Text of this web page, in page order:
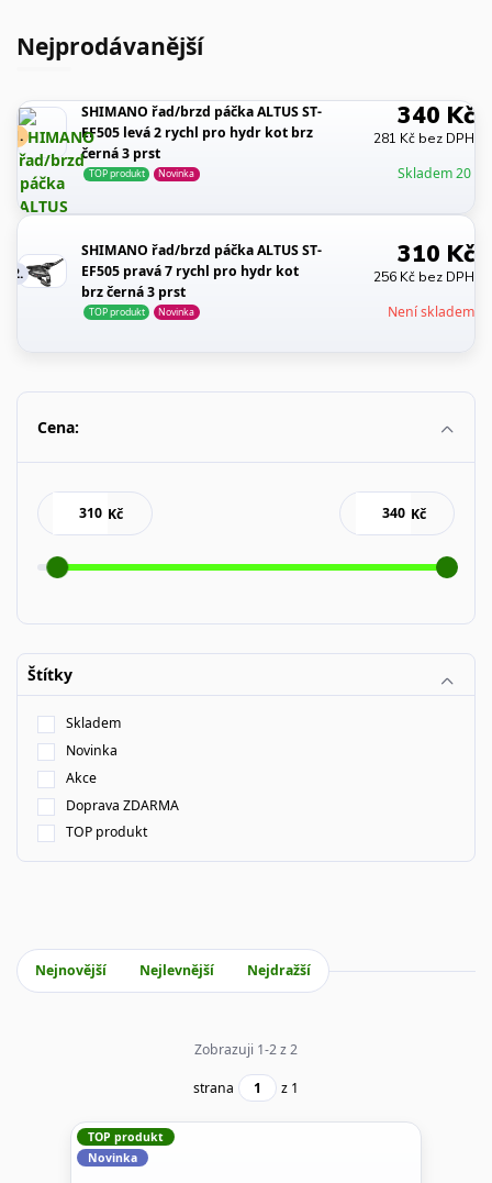
Nejprodávanější
1.
SHIMANO řad/brzd páčka ALTUS ST-
EF505 levá 2 rychl pro hydr kot brz
černá 3 prst
Skladem 20
TOP produkt Novinka
340 Kč
281 Kč bez DPH
2.
SHIMANO řad/brzd páčka ALTUS ST-
EF505 pravá 7 rychl pro hydr kot
brz černá 3 prst
Není skladem
TOP produkt Novinka
310 Kč
256 Kč bez DPH
Cena:
Kč Kč
Štítky
Skladem
Novinka
Akce
Doprava ZDARMA
TOP produkt
Nejnovější Nejlevnější Nejdražší
Zobrazuji 1-2 z 2
strana z 1
TOP produkt
Novinka